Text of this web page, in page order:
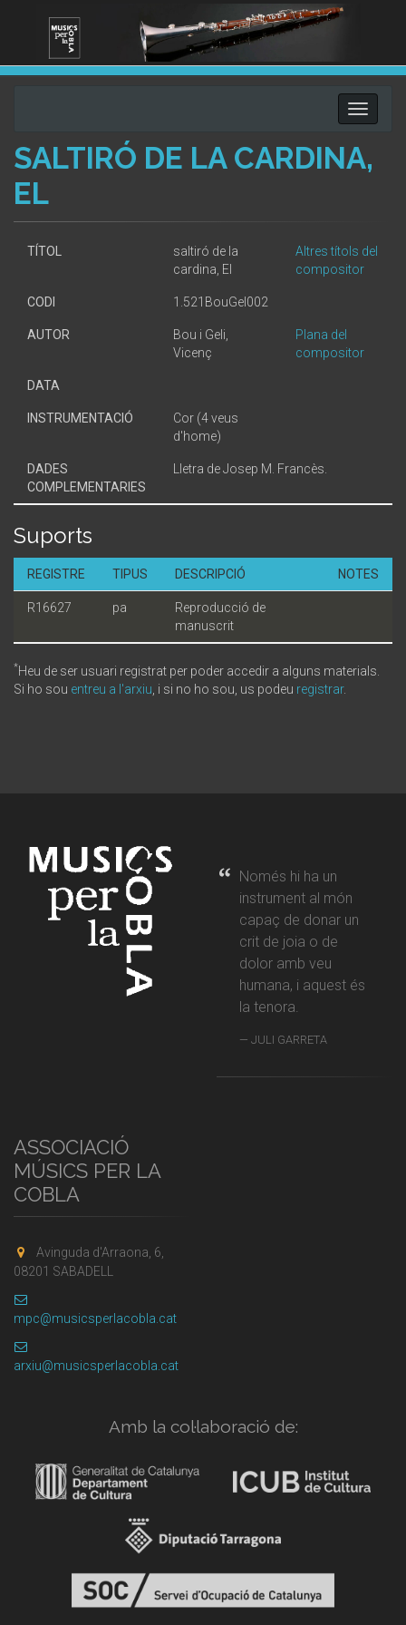
Toggle
SALTIRÓ DE LA CARDINA,
EL
TÍTOL
saltiró de la
cardina, El
Altres títols del
compositor
CODI 1.521BouGel002
AUTOR
Bou i Geli,
Vicenç
Plana del
compositor
DATA
INSTRUMENTACIÓ
Cor (4 veus
d'home)
DADES
COMPLEMENTARIES
Lletra de Josep M. Francès.
Suports
REGISTRE TIPUS DESCRIPCIÓ NOTES
R16627 pa
Reproducció de
manuscrit
*Heu de ser usuari registrat per poder accedir a alguns materials.
Si ho sou entreu a l'arxiu , i si no ho sou, us podeu registrar.
Només hi ha un
instrument al món
capaç de donar un
crit de joia o de
dolor amb veu
humana, i aquest és
la tenora.
JULI GARRETA
ASSOCIACIÓ
MÚSICS PER LA
COBLA
Avinguda d'Arraona, 6,
08201 SABADELL
mpc@musicsperlacobla.cat
arxiu@musicsperlacobla.cat
Amb la col·laboració de: